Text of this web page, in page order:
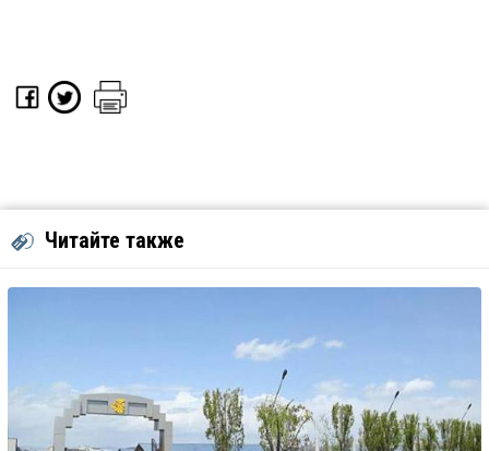
Читайте также